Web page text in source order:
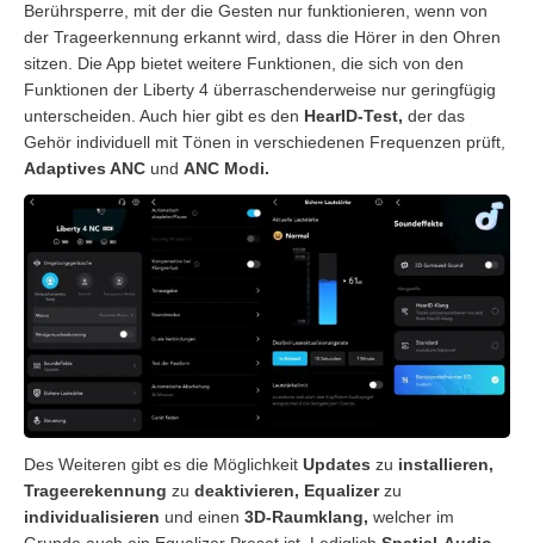
Berührsperre, mit der die Gesten nur funktionieren, wenn von
der Trageerkennung erkannt wird, dass die Hörer in den Ohren
sitzen. Die App bietet weitere Funktionen, die sich von den
Funktionen der Liberty 4 überraschenderweise nur geringfügig
unterscheiden. Auch hier gibt es den HearID-Test, der das
Gehör individuell mit Tönen in verschiedenen Frequenzen prüft,
Adaptives ANC und ANC Modi.
Des Weiteren gibt es die Möglichkeit Updates zu installieren,
Trageerekennung zu deaktivieren, Equalizerzu
individualisieren und einen 3D-Raumklang, welcher im